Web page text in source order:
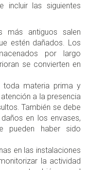
incluir las siguientes
más antiguos salen
estén dañados. Los
por largo
se convierten en
toda materia prima y
a la presencia
También se debe
en los envases,
pueden haber sido
en las instalaciones
la actividad